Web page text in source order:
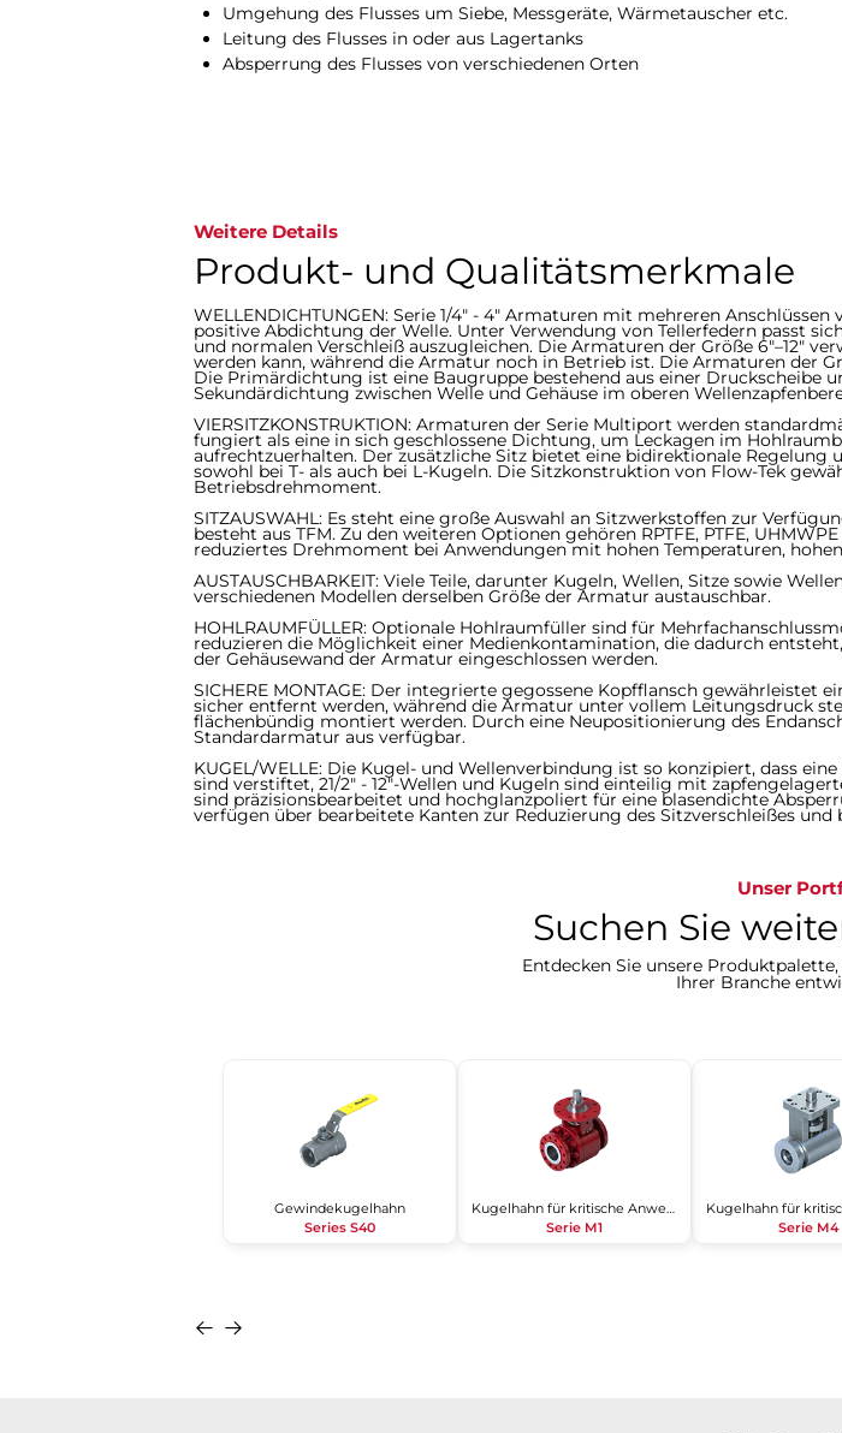
Umgehung des Flusses um Siebe, Messgeräte, Wärmetauscher etc.
Leitung des Flusses in oder aus Lagertanks
Absperrung des Flusses von verschiedenen Orten
Weitere Details
Produkt- und Qualitätsmerkmale
WELLENDICHTUNGEN: Serie 1/4" - 4" Armaturen mit mehreren
positive Abdichtung der Welle. Unter Verwendung von Tellerfedern passt
und normalen Verschleiß auszugleichen. Die Armaturen der Größe 6"–12"
werden kann, während die Armatur noch in Betrieb ist. Die Armaturen der
Die Primärdichtung ist eine Baugruppe bestehend aus einer Druckscheibe
Sekundärdichtung zwischen Welle und Gehäuse im oberen
VIERSITZKONSTRUKTION: Armaturen der Serie Multiport werden
fungiert als eine in sich geschlossene Dichtung, um Leckagen im
aufrechtzuerhalten. Der zusätzliche Sitz bietet eine bidirektionale
sowohl bei T- als auch bei L-Kugeln. Die Sitzkonstruktion von Flow-Tek
Betriebsdrehmoment.
SITZAUSWAHL: Es steht eine große Auswahl an Sitzwerkstoffen zur
besteht aus TFM. Zu den weiteren Optionen gehören RPTFE, PTFE,
reduziertes Drehmoment bei Anwendungen mit hohen Temperaturen,
AUSTAUSCHBARKEIT: Viele Teile, darunter Kugeln, Wellen, Sitze sowie
verschiedenen Modellen derselben Größe der Armatur austauschbar.​​​​​​​
HOHLRAUMFÜLLER: Optionale Hohlraumfüller sind für
reduzieren die Möglichkeit einer Medienkontamination, die dadurch
der Gehäusewand der Armatur eingeschlossen werden.
SICHERE MONTAGE: Der integrierte gegossene Kopfflansch
sicher entfernt werden, während die Armatur unter vollem Leitungsdruck
flächenbündig montiert werden. Durch eine Neupositionierung des
Standardarmatur aus verfügbar.
KUGEL/WELLE: Die Kugel- und Wellenverbindung ist so konzipiert, dass
sind verstiftet, 21/2" - 12"-Wellen und Kugeln sind einteilig mit
sind präzisionsbearbeitet und hochglanzpoliert für eine blasendichte
verfügen über bearbeitete Kanten zur Reduzierung des Sitzverschleißes und
Unser
Suchen Sie
Entdecken Sie unsere
Ihrer Branche
Gewindekugelhahn
Series S40
Kugelhahn für kritische Anwendungen
Serie M1
Serie M4